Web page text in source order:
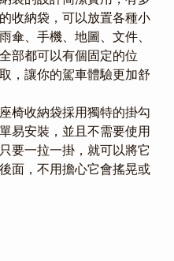
收納袋，可以放置各種小
傘、手機、地圖、文件、
部都可以有個固定的位
，讓你的駕車體驗更加舒
椅收納袋採用獨特的掛勾
易安裝，並且不需要使用
要一拉一掛，就可以將它
面，不用擔心它會搖晃或